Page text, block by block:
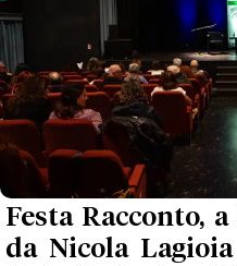
Festa Racconto,
da Nicola